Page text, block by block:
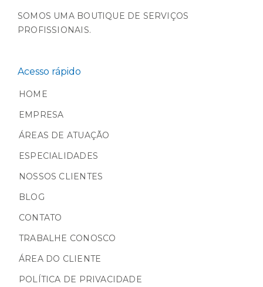
SOMOS UMA BOUTIQUE DE SERVIÇOS
PROFISSIONAIS.
Acesso rápido
HOME
EMPRESA
ÁREAS DE ATUAÇÃO
ESPECIALIDADES
NOSSOS CLIENTES
BLOG
CONTATO
TRABALHE CONOSCO
ÁREA DO CLIENTE
POLÍTICA DE PRIVACIDADE